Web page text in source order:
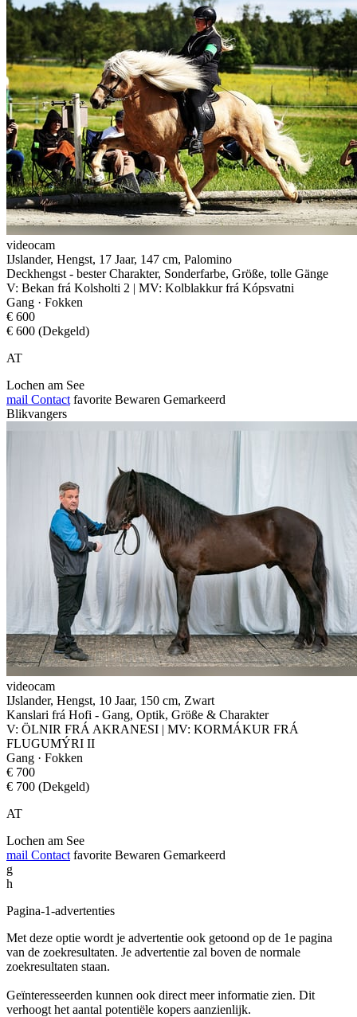
videocam
IJslander, Hengst, 17 Jaar, 147 cm, Palomino
Deckhengst - bester Charakter, Sonderfarbe, Größe, tolle Gänge
V: Bekan frá Kolsholti 2 | MV: Kolblakkur frá Kópsvatni
Gang · Fokken
€ 600
€ 600 (Dekgeld)
AT
Lochen am See
mail Contact favorite Bewaren Gemarkeerd
Blikvangers
videocam
IJslander, Hengst, 10 Jaar, 150 cm, Zwart
Kanslari frá Hofi - Gang, Optik, Größe & Charakter
V: ÖLNIR FRÁ AKRANESI | MV: KORMÁKUR FRÁ
FLUGUMÝRI II
Gang · Fokken
€ 700
€ 700 (Dekgeld)
AT
Lochen am See
mail Contact favorite Bewaren Gemarkeerd
g
h
Pagina-1-advertenties
Met deze optie wordt je advertentie ook getoond op de 1e pagina
van de zoekresultaten. Je advertentie zal boven de normale
zoekresultaten staan.
Geïnteresseerden kunnen ook direct meer informatie zien. Dit
verhoogt het aantal potentiële kopers aanzienlijk.